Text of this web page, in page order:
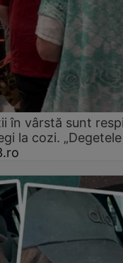
în vârstă sunt
la cozi. „Degetele